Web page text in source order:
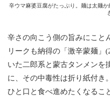
辛ウマ麻婆豆腐がたっぷり。麺は太麺
辛さの向こう側の旨みにこと
リークも納得の「激辛蒙麺」
いた二郎系と蒙古タンメンを
に、その中毒性は折り紙付き
ひと口と食べ進めたくなるこ